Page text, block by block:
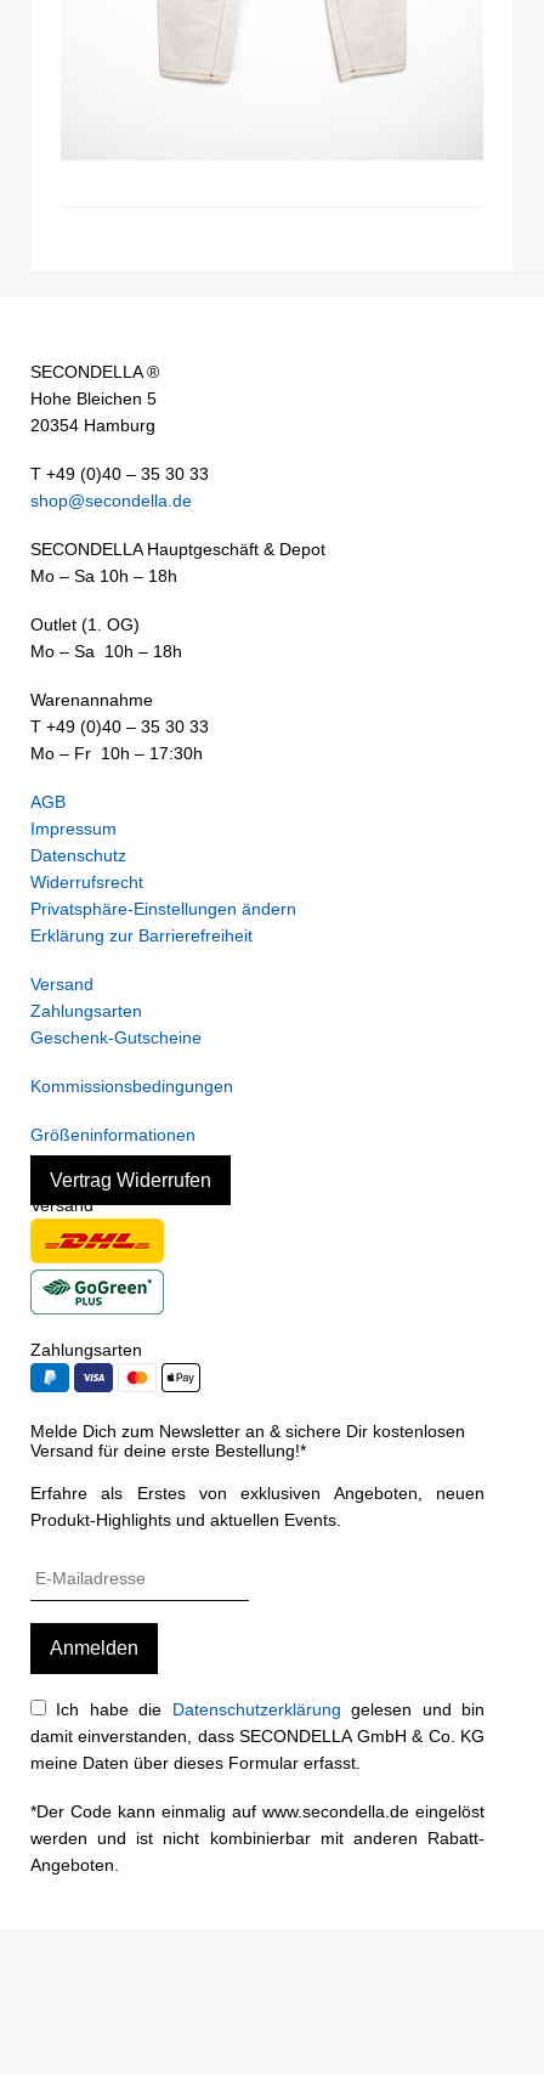
SECONDELLA ®
Hohe Bleichen 5
20354 Hamburg
T +49 (0)40 – 35 30 33
shop@secondella.de
SECONDELLA Hauptgeschäft & Depot
Mo – Sa 10h – 18h
Outlet (1. OG)
Mo – Sa 10h – 18h
Warenannahme
T +49 (0)40 – 35 30 33
Mo – Fr 10h – 17:30h
AGB
Impressum
Datenschutz
Widerrufsrecht
Privatsphäre-Einstellungen ändern
Erklärung zur Barrierefreiheit
Versand
Zahlungsarten
Geschenk-Gutscheine
Kommissionsbedingungen
Größeninformationen
Vertrag Widerrufen
Versand
Zahlungsarten
Melde Dich zum Newsletter an & sichere Dir kostenlosen
Versand für deine erste Bestellung!*
Erfahre als Erstes von exklusiven Angeboten, neuen
Produkt-Highlights und aktuellen Events.
Ich habe die Datenschutzerklärung gelesen und bin
damit einverstanden, dass SECONDELLA GmbH & Co. KG
meine Daten über dieses Formular erfasst.
*Der Code kann einmalig auf www.secondella.de eingelöst
werden und ist nicht kombinierbar mit anderen Rabatt-
Angeboten.